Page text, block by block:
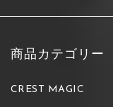
商品カテゴリー
CREST MAGIC